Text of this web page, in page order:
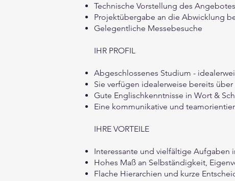
Technische Vorstellung des
Projektübergabe an die Abwicklung
Gelegentliche Messebesuche
IHR PROFIL
Abgeschlossenes Studium -
Sie verfügen idealerweise bereits
Gute Englischkenntnisse in Wort &
Eine kommunikative und
IHRE VORTEILE
Interessante und vielfältige Aufgaben
Hohes Maß an Selbständigkeit,
Flache Hierarchien und kurze